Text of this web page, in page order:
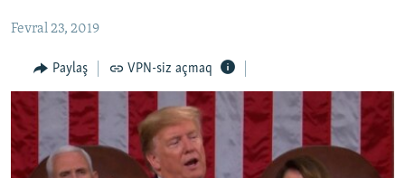
QANUNI DOĞRU
ARAŞDIRMA
MULTIMEDIA
VIDEO
FOTOQALEREYA
RADIO ARXIV
OXU ZALI
HAQQIMIZDA
Fevral 23, 2019
Paylaş VPN-siz açmaq